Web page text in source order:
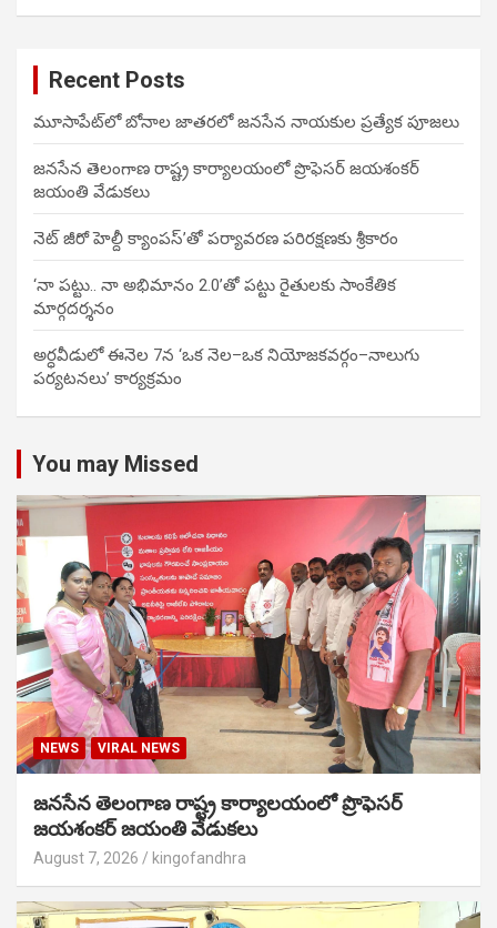
Recent Posts
మూసాపేట్‌లో బోనాల జాతరలో జనసేన నాయకుల ప్రత్యేక పూజలు
జనసేన తెలంగాణ రాష్ట్ర కార్యాలయంలో ప్రొఫెసర్ జయశంకర్
జయంతి వేడుకలు
నెట్ జీరో హెల్దీ క్యాంపస్’తో పర్యావరణ పరిరక్షణకు శ్రీకారం
‘నా పట్టు.. నా అభిమానం 2.0’తో పట్టు రైతులకు సాంకేతిక
మార్గదర్శనం
అర్ధవీడులో ఈనెల 7న ‘ఒక నెల–ఒక నియోజకవర్గం–నాలుగు
పర్యటనలు’ కార్యక్రమం
You may Missed
NEWS VIRAL NEWS
జనసేన తెలంగాణ రాష్ట్ర కార్యాలయంలో ప్రొఫెసర్
జయశంకర్ జయంతి వేడుకలు
August 7, 2026 kingofandhra